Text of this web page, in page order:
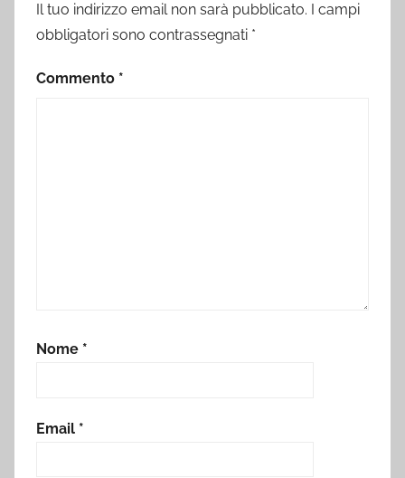
Il tuo indirizzo email non sarà pubblicato.
I campi
obbligatori sono contrassegnati *
Commento *
Nome *
Email *